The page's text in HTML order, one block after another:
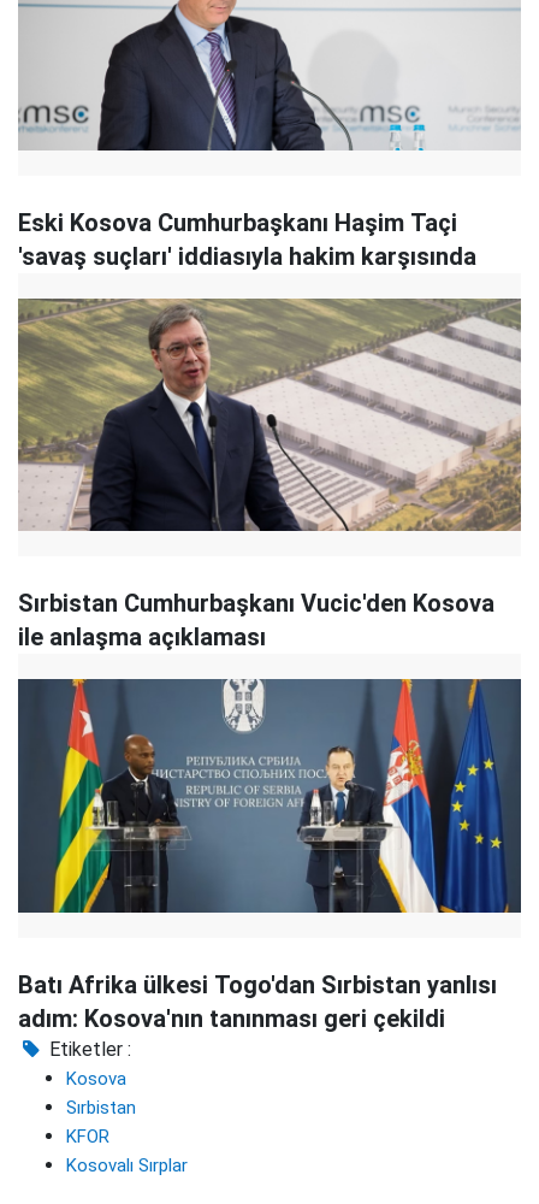
Eski Kosova Cumhurbaşkanı Haşim Taçi
'savaş suçları' iddiasıyla hakim karşısında
Sırbistan Cumhurbaşkanı Vucic'den Kosova
ile anlaşma açıklaması
Batı Afrika ülkesi Togo'dan Sırbistan yanlısı
adım: Kosova'nın tanınması geri çekildi
Etiketler :
Kosova
Sırbistan
KFOR
Kosovalı Sırplar